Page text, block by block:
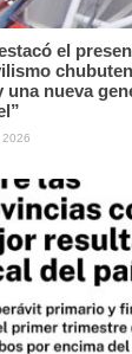
el
una nueva